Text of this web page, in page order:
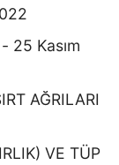
25 Kasım
AĞRILARI
VE TÜP